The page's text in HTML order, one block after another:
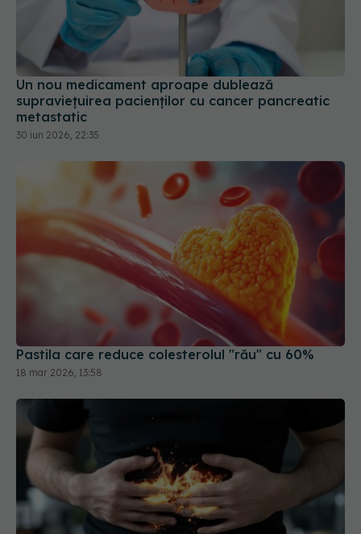
Un nou medicament aproape dublează
supraviețuirea pacienților cu cancer pancreatic
metastatic
30 iun 2026, 22:35
Pastila care reduce colesterolul "rău" cu 60%
18 mar 2026, 13:58